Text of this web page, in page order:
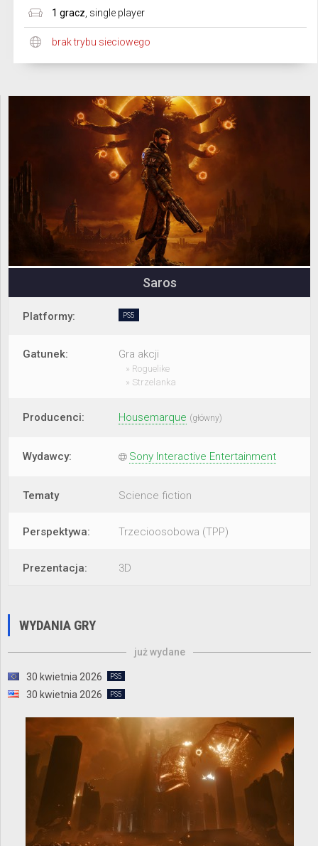
1 gracz single player
brak trybu sieciowego
Saros
Platformy: PS5
Gatunek: Gra akcji
» Roguelike
» Strzelanka
Producenci: Housemarque (główny)
Wydawcy: Sony Interactive Entertainment
Tematy Science fiction
Perspektywa: Trzecioosobowa (TPP)
Prezentacja: 3D
WYDANIA GRY
już wydane
30 kwietnia 2026 PS5
30 kwietnia 2026 PS5